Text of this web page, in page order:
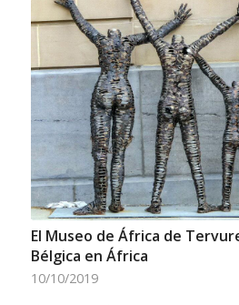
El Museo de África de
Bélgica en África
10/10/2019